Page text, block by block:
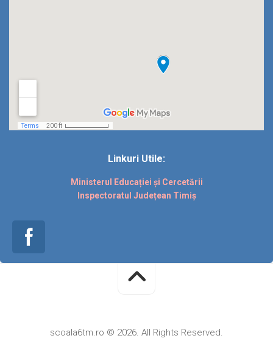
Linkuri Utile:
Ministerul Educației și Cercetării
Inspectoratul Județean Timiș
scoala6tm.ro © 2026. All Rights Reserved.